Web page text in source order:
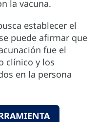
la vacuna.
establecer el
puede afirmar que
fue el
clínico y los
en la persona